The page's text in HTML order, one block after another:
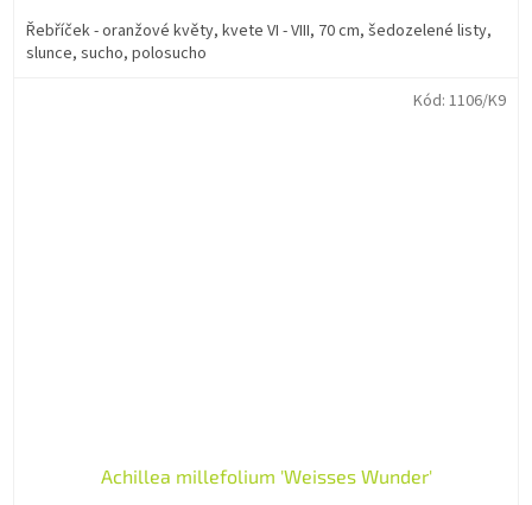
Řebříček - oranžové květy, kvete VI - VIII, 70 cm, šedozelené listy,
slunce, sucho, polosucho
Achillea millefolium 'Weisses Wunder'
Kód: 1106/K9